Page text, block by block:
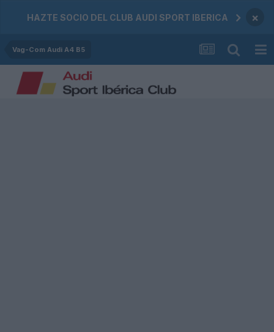
HAZTE SOCIO DEL CLUB AUDI SPORT IBERICA ×
Vag-Com Audi A4 B5